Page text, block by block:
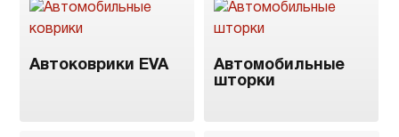
Автоковрики EVA
Автомобильные
шторки